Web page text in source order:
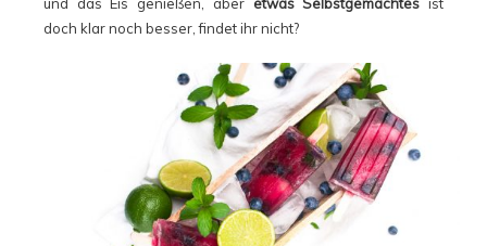
und das Eis genießen, aber etwas Selbstgemachtes ist
doch klar noch besser, findet ihr nicht?